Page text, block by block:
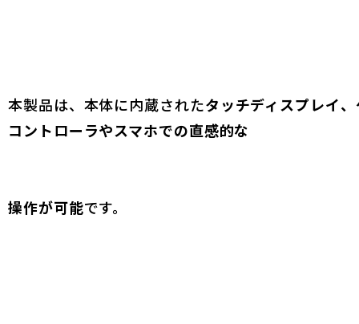
本製品は、本体に内蔵されたタッチディスプレイ
コントローラやスマホでの直感的な
操作が可能です。